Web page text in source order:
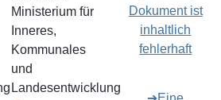
Ministerium für
Inneres,
Kommunales
und
Landesentwicklung
Dokument ist
inhaltlich
fehlerhaft